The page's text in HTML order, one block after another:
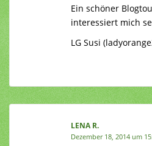
Ein schöner
interessiert mich
LG Susi
LENA R.
Dezember 18, 2014 um